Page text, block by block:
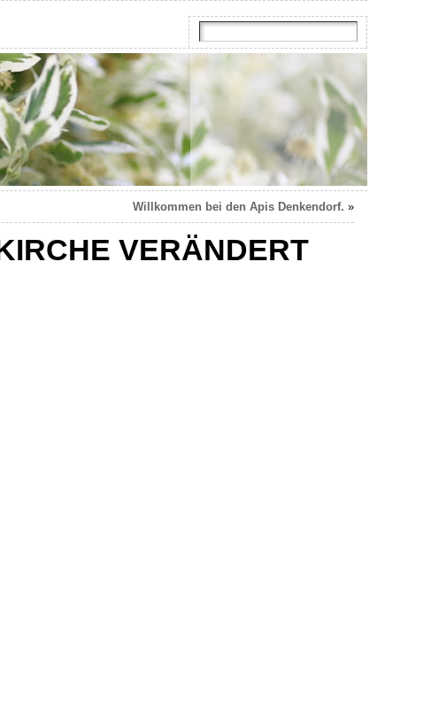
Willkommen bei den Apis Denkendorf. »
VERÄNDERT